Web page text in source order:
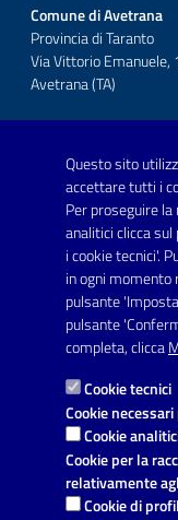
Questo sito
accettare tutti i
Per proseguire
analitici clicca
i cookie tecnici'.
in ogni momento
pulsante
pulsante
completa, clicca
Cookie tecnici
Cookie
Cookie
Cookie per la
relativamente
Cookie di
Comune di Avetrana
Provincia di Taranto
Via Vittorio
Avetrana (TA)
Telefono: 0999707766
Fax: 0999704336
Posta Elettronica
Link utili
Informativa privacy
Dichiarazione di
Note legali
Leggi le FAQ